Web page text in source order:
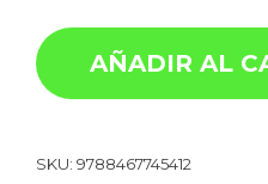
AÑADIR AL
SKU: 9788467745412